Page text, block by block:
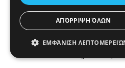
Υλικά: Ασήμι επιχρυσωμένο,
ΑΠΌΡΡΙΨΗ ΌΛΩΝ
ΕΜΦΆΝΙΣΗ